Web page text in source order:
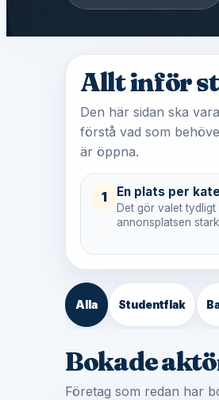
Allt inför
Den här sidan ska
förstå vad som
är öppna.
1 En plats per
Det gör valet tydligt
annonsplatsen
Alla Studentflak
Bokade
Företag som redan har